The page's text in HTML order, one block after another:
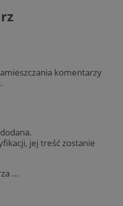
komentarzy
jej treść zostanie
...